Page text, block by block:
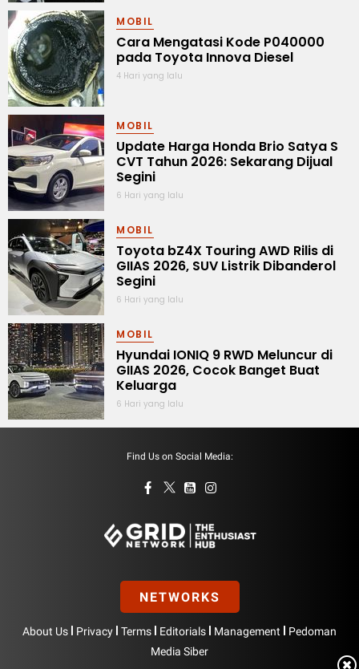
MOBIL
Cara Mengatasi Kode P040000
pada Toyota Innova Diesel
4 Hari yang lalu
MOBIL
Update Harga Honda Brio Satya S
CVT Tahun 2026: Sekarang Dijual
Segini
6 Hari yang lalu
MOBIL
Toyota bZ4X Touring AWD Rilis di
GIIAS 2026, SUV Listrik Dibanderol
Segini
6 Hari yang lalu
MOBIL
Hyundai IONIQ 9 RWD Meluncur di
GIIAS 2026, Cocok Banget Buat
Keluarga
6 Hari yang lalu
Find Us on Social Media:
NETWORKS
About Us Privacy Terms Editorials Management
Pedoman
Media Siber